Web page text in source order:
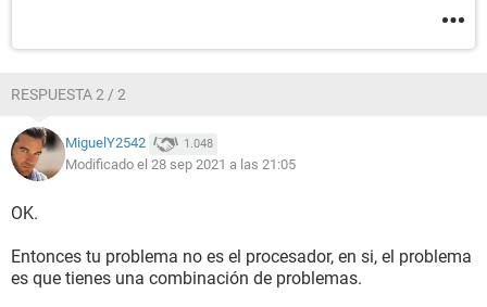
RESPUESTA 2 / 2
MiguelY2542 1.048
Modificado el 28 sep 2021 a las 21:05
OK.
Entonces tu problema no es el procesador, en si, el problema
es que tienes una combinación de problemas.